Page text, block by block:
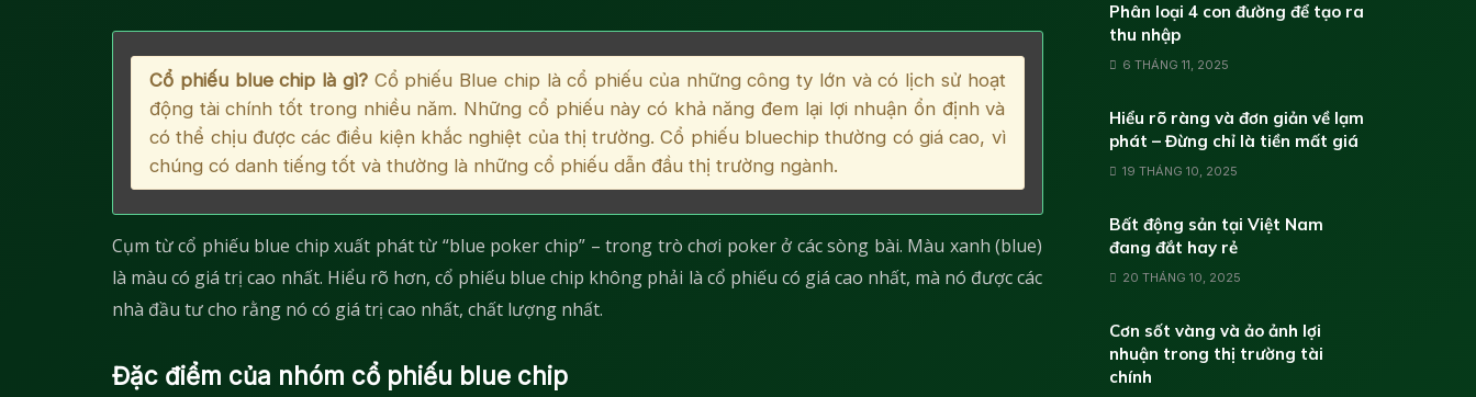
Cổ phiếu blue chip là gì? Cổ phiếu Blue chip là cổ phiếu của những công ty lớn và có lịch sử hoạt
động tài chính tốt trong nhiều năm. Những cổ phiếu này có khả năng đem lại lợi nhuận ổn định và
có thể chịu được các điều kiện khắc nghiệt của thị trường. Cổ phiếu bluechip thường có giá cao, vì
chúng có danh tiếng tốt và thường là những cổ phiếu dẫn đầu thị trường ngành.
Cụm từ cổ phiếu blue chip xuất phát từ “blue poker chip” – trong trò chơi poker ở các sòng bài. Màu xanh (blue)
là màu có giá trị cao nhất. Hiểu rõ hơn, cổ phiếu blue chip không phải là cổ phiếu có giá cao nhất, mà nó được các
nhà đầu tư cho rằng nó có giá trị cao nhất, chất lượng nhất.
Đặc điểm của nhóm cổ phiếu blue chip
Phân loại 4 con đường để tạo ra
thu nhập
6 THÁNG 11, 2025
Hiểu rõ ràng và đơn giản về lạm
phát – Đừng chỉ là tiền mất giá
19 THÁNG 10, 2025
Bất động sản tại Việt Nam
đang đắt hay rẻ
20 THÁNG 10, 2025
Cơn sốt vàng và ảo ảnh lợi
nhuận trong thị trường tài
chính